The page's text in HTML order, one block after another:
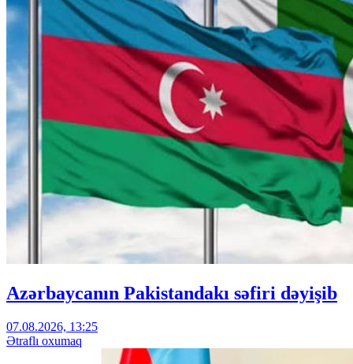
Azərbaycanın Pakistandakı səfiri dəyişib
07.08.2026, 13:25
Ətraflı oxumaq